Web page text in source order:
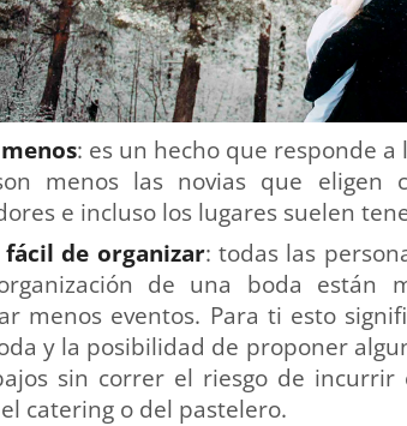
: es un hecho que responde
menos las novias que eligen
e incluso los lugares suelen
fácil de organizar: todas las
de una boda están
menos eventos. Para ti esto
y la posibilidad de proponer
sin correr el riesgo de
catering o del pastelero.